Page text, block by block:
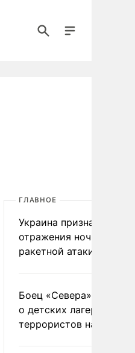
ГЛАВНОЕ
Украина признала
отражения ночной
ракетной атаки
Боец «Севера»
о детских лагерях
террористов на